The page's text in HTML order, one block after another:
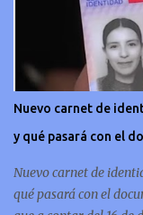
Festival de Viña del
evento. Al menos no
contrato con su canal
pagan aparte. Hace
espectáculos, Cecilia
(Canal 13). “A mí la
pagaban”,
Nuevo carnet de
y qué pasará con el
Nuevo carnet de
qué pasará con el